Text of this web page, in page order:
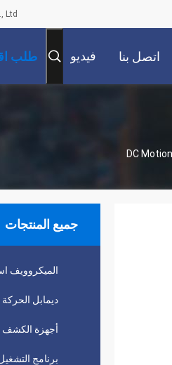
Ltd.
اتصل بنا فيديو طلب
جميع المنتجات
الميكروويف
ديمابل الحركة
أجهزة الكشف
برنامج